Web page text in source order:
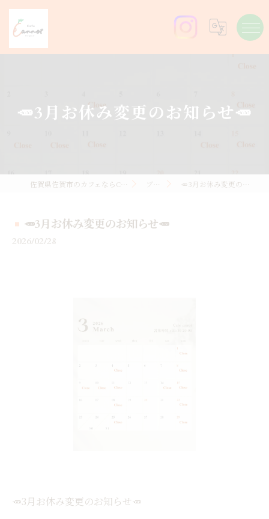
🥕3月お休み変更のお知らせ🥕
佐賀県佐賀市のカフェならCafe Carrot ブログ 🥕3月お休み変更のお知らせ🥕
🥕3月お休み変更のお知らせ🥕
2026/02/28
🥕3月お休み変更のお知らせ🥕